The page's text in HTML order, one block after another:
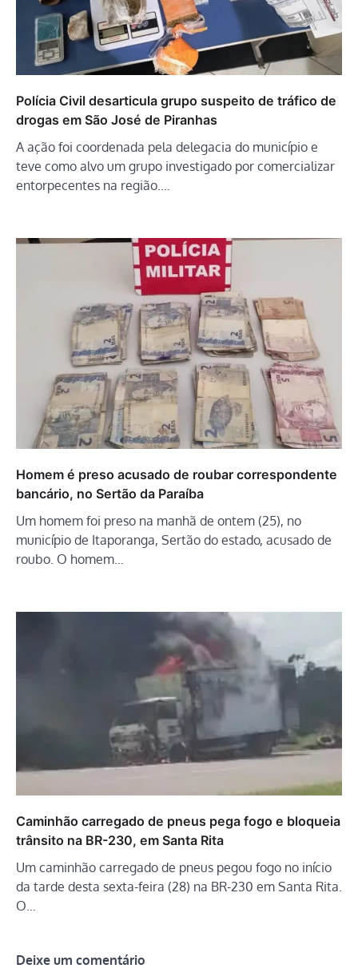
Polícia Civil desarticula grupo suspeito de tráfico de
drogas em São José de Piranhas
A ação foi coordenada pela delegacia do município e
teve como alvo um grupo investigado por comercializar
entorpecentes na região.…
Homem é preso acusado de roubar correspondente
bancário, no Sertão da Paraíba
Um homem foi preso na manhã de ontem (25), no
município de Itaporanga, Sertão do estado, acusado de
roubo. O homem…
Caminhão carregado de pneus pega fogo e bloqueia
trânsito na BR-230, em Santa Rita
Um caminhão carregado de pneus pegou fogo no início
da tarde desta sexta-feira (28) na BR-230 em Santa Rita.
O…
Deixe um comentário